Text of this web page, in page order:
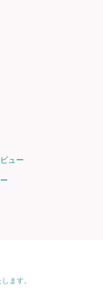
ュー
ます。